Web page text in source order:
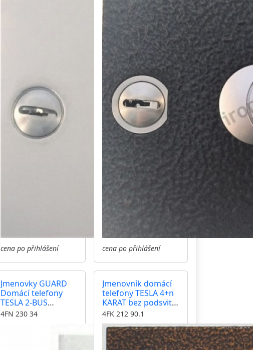
cena po přihlášení cena po přihlášení
Jmenovky GUARD
Domácí telefony
TESLA 2-BUS
podsvit
4FN 230 34
Jmenovník domácí
telefony TESLA 4+n
KARAT bez podsvitu,
barva antika
měděná
4FK 212 90.1